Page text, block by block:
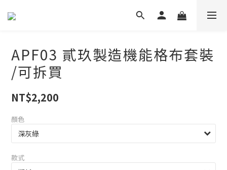
APF03 貳玖製造機能格布套裝
/可拆買
NT$2,200
顏色
款式